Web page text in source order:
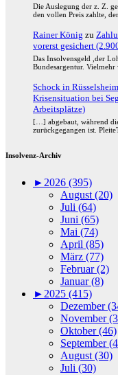
Die Auslegung der z. Z.
den vollen Preis zahlte,
Rainer König zu
vorerst gesichert
Das Insolvensgeld ,der
Bundesargentur.
Schock in
Krisensituation bei
Arbeitsplätze)
[…] abgebaut, während
zurückgegangen ist.
Insolvenz-Archiv
► 2026 (395)
August (20)
Juli (64)
Juni (65)
Mai (74)
April (85)
März (77)
Februar (2)
Januar (8)
► 2025 (415)
Dezember
November
Oktober (46)
September
August (30)
Juli (30)